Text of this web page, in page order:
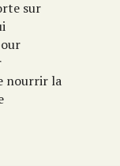
sur
nourrir la